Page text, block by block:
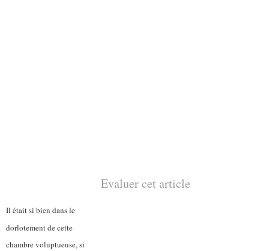
Evaluer cet article
Il était si bien dans le
dorlotement de cette
chambre voluptueuse, si